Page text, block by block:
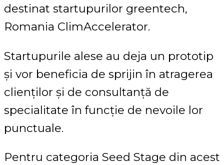
destinat startupurilor greentech,
Romania ClimAccelerator.
Startupurile alese au deja un prototip
și vor beneficia de sprijin în atragerea
clienților și de consultanță de
specialitate în funcție de nevoile lor
punctuale.
Pentru categoria Seed Stage din acest